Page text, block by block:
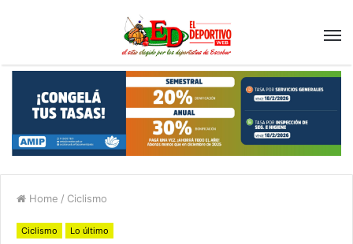
Home / Ciclismo
Ciclismo Lo último